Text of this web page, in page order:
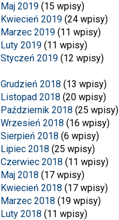
Maj 2019 (15 wpisy)
Kwiecień 2019 (24 wpisy)
Marzec 2019 (11 wpisy)
Luty 2019 (11 wpisy)
Styczeń 2019 (12 wpisy)
Grudzień 2018 (13 wpisy)
Listopad 2018 (20 wpisy)
Październik 2018 (25 wpisy)
Wrzesień 2018 (16 wpisy)
Sierpień 2018 (6 wpisy)
Lipiec 2018 (25 wpisy)
Czerwiec 2018 (11 wpisy)
Maj 2018 (17 wpisy)
Kwiecień 2018 (17 wpisy)
Marzec 2018 (19 wpisy)
Luty 2018 (11 wpisy)